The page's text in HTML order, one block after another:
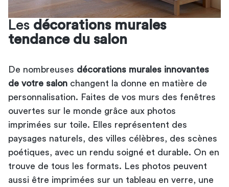
Les décorations murales
tendance du salon
De nombreuses décorations murales innovantes
de votre salon changent la donne en matière de
personnalisation. Faites de vos murs des fenêtres
ouvertes sur le monde grâce aux photos
imprimées sur toile. Elles représentent des
paysages naturels, des villes célèbres, des scènes
poétiques, avec un rendu soigné et durable. On en
trouve de tous les formats. Les photos peuvent
aussi être imprimées sur un tableau en verre, une